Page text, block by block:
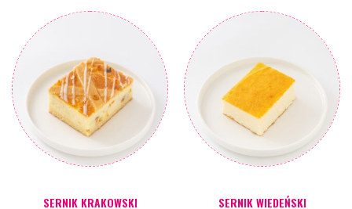
SERNIK KRAKOWSKI SERNIK WIEDEŃSKI